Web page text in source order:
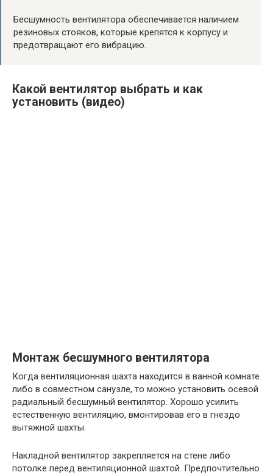
Бесшумность вентилятора обеспечивается наличием
резиновых стояков, которые крепятся к корпусу и
предотвращают его вибрацию.
Какой вентилятор выбрать и как
установить (видео)
Монтаж бесшумного вентилятора
Когда вентиляционная шахта находится в ванной комнате
либо в совместном санузле, то можно установить осевой
радиальный бесшумный вентилятор. Хорошо усилить
естественную вентиляцию, вмонтировав его в гнездо
вытяжной шахты.
Накладной вентилятор закрепляется на стене либо
потолке перед вентиляционной шахтой. Предпочтительно